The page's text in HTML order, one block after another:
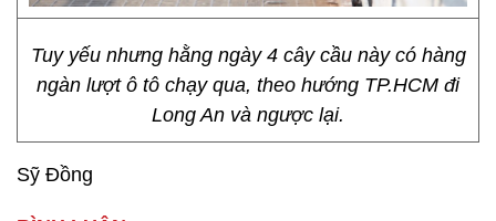
Tuy yếu nhưng hằng ngày 4 cây cầu này có hàng
ngàn lượt ô tô chạy qua, theo hướng TP.HCM đi
Long An và ngược lại.
Sỹ Đồng